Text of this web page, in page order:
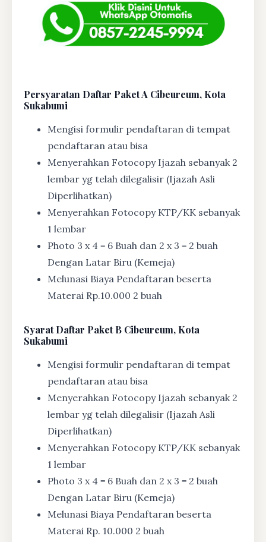
Persyaratan Daftar Paket A Cibeureum, Kota
Sukabumi
Mengisi formulir pendaftaran di tempat
pendaftaran atau bisa
Menyerahkan Fotocopy Ijazah sebanyak 2
lembar yg telah dilegalisir (Ijazah Asli
Diperlihatkan)
Menyerahkan Fotocopy KTP/KK sebanyak
1 lembar
Photo 3 x 4 = 6 Buah dan 2 x 3 = 2 buah
Dengan Latar Biru (Kemeja)
Melunasi Biaya Pendaftaran beserta
Materai Rp.10.000 2 buah
SyaratDaftar Paket B Cibeureum, Kota
Sukabumi
Mengisi formulir pendaftaran di tempat
pendaftaran atau bisa
Menyerahkan Fotocopy Ijazah sebanyak 2
lembar yg telah dilegalisir (Ijazah Asli
Diperlihatkan)
Menyerahkan Fotocopy KTP/KK sebanyak
1 lembar
Photo 3 x 4 = 6 Buah dan 2 x 3 = 2 buah
Dengan Latar Biru (Kemeja)
Melunasi Biaya Pendaftaran beserta
Materai Rp. 10.000 2 buah